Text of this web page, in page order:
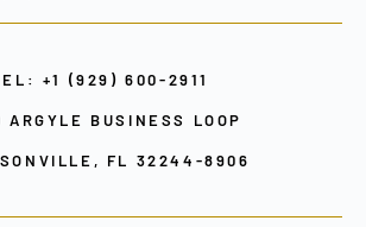
+1 (929) 600-2911
ARGYLE BUSINESS LOOP
FL 32244-8906